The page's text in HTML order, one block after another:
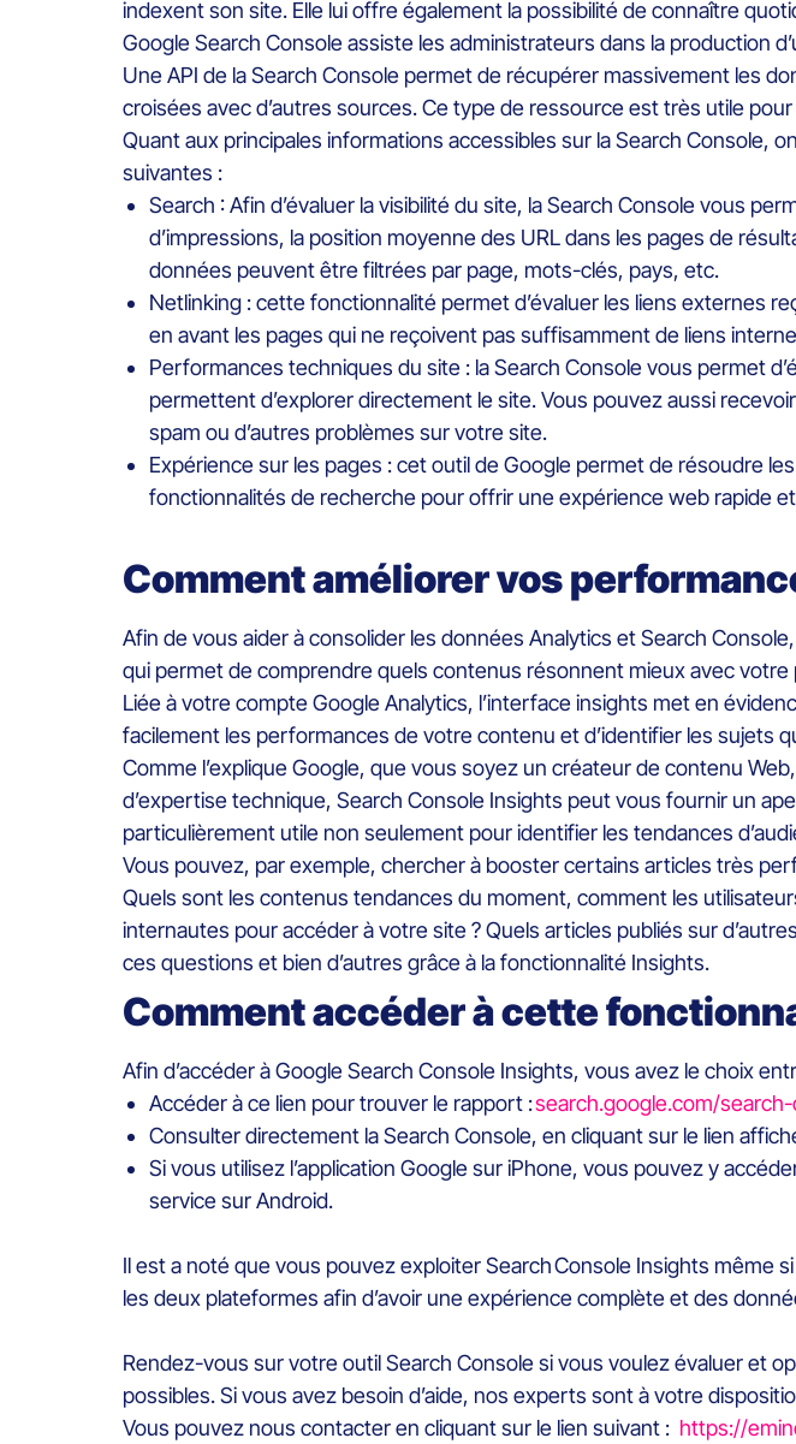
indexent son site. Elle lui offre également la possibilité de connaître
Google Search Console assiste les administrateurs dans la production
Une API de la Search Console permet de récupérer massivement les
croisées avec d’autres sources. Ce type de ressource est très utile
Quant aux principales informations accessibles sur la Search Console,
suivantes :
Search : Afin d’évaluer la visibilité du site, la Search Console vous
d’impressions, la position moyenne des URL dans les pages de
données peuvent être filtrées par page, mots-clés, pays, etc.
Netlinking : cette fonctionnalité permet d’évaluer les liens externes
en avant les pages qui ne reçoivent pas suffisamment de liens
Performances techniques du site : la Search Console vous permet
permettent d’explorer directement le site. Vous pouvez aussi
spam ou d’autres problèmes sur votre site.
Expérience sur les pages : cet outil de Google permet de résoudre
fonctionnalités de recherche pour offrir une expérience web rapide
Comment améliorer vos
Afin de vous aider à consolider les données Analytics et Search
qui permet de comprendre quels contenus résonnent mieux avec votre
Liée à votre compte Google Analytics, l’interface insights met en
facilement les performances de votre contenu et d’identifier les sujets
Comme l’explique Google, que vous soyez un créateur de contenu
d’expertise technique, Search Console Insights peut vous fournir un
particulièrement utile non seulement pour identifier les tendances
Vous pouvez, par exemple, chercher à booster certains articles très
Quels sont les contenus tendances du moment, comment les
internautes pour accéder à votre site ? Quels articles publiés sur
ces questions et bien d’autres grâce à la fonctionnalité Insights.
Comment accéder à cette
Afin d’accéder à Google Search Console Insights, vous avez le choix
Accéder à ce lien pour trouver le rapport :search.google.com/
Consulter directement la Search Console, en cliquant sur le lien
Si vous utilisez l’application Google sur iPhone, vous pouvez y
service sur Android.
Il est a noté que vous pouvez exploiter Search Console Insights même
les deux plateformes afin d’avoir une expérience complète et des
Rendez-vous sur votre outil Search Console si vous voulez évaluer et
possibles. Si vous avez besoin d’aide, nos experts sont à votre
Vous pouvez nous contacter en cliquant sur le lien suivant : https://